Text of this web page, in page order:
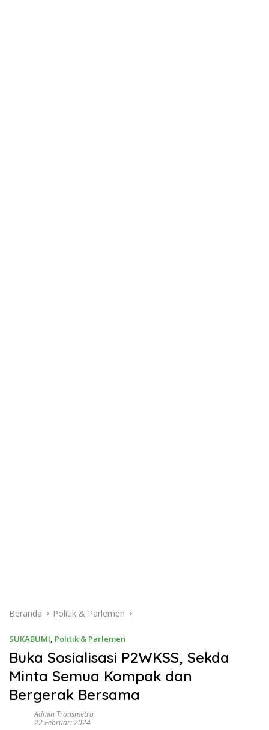
Beranda Politik & Parlemen
SUKABUMI, Politik & Parlemen
Buka Sosialisasi P2WKSS, Sekda
Minta Semua Kompak dan
Bergerak Bersama
Admin Transmetro
22 Februari 2024